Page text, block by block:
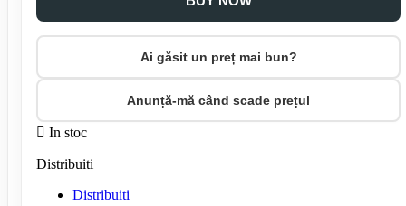
Ai găsit un preț mai bun?
Anunță-mă când scade prețul
 In stoc
Distribuiti
Distribuiti